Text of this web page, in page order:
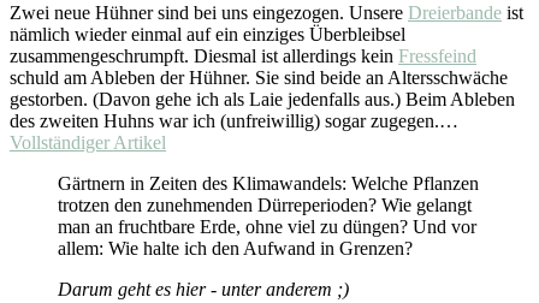
Zwei neue Hühner sind bei uns eingezogen. Unsere Dreierbande ist
nämlich wieder einmal auf ein einziges Überbleibsel
zusammengeschrumpft. Diesmal ist allerdings kein Fressfeind
schuld am Ableben der Hühner. Sie sind beide an Altersschwäche
gestorben. (Davon gehe ich als Laie jedenfalls aus.) Beim Ableben
des zweiten Huhns war ich (unfreiwillig) sogar zugegen.…
Vollständiger Artikel
Gärtnern in Zeiten des Klimawandels: Welche Pflanzen
trotzen den zunehmenden Dürreperioden? Wie gelangt
man an fruchtbare Erde, ohne viel zu düngen? Und vor
allem: Wie halte ich den Aufwand in Grenzen?
Darum geht es hier - unter anderem ;)